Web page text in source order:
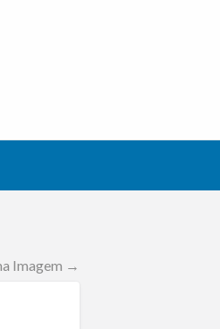
Imagem →